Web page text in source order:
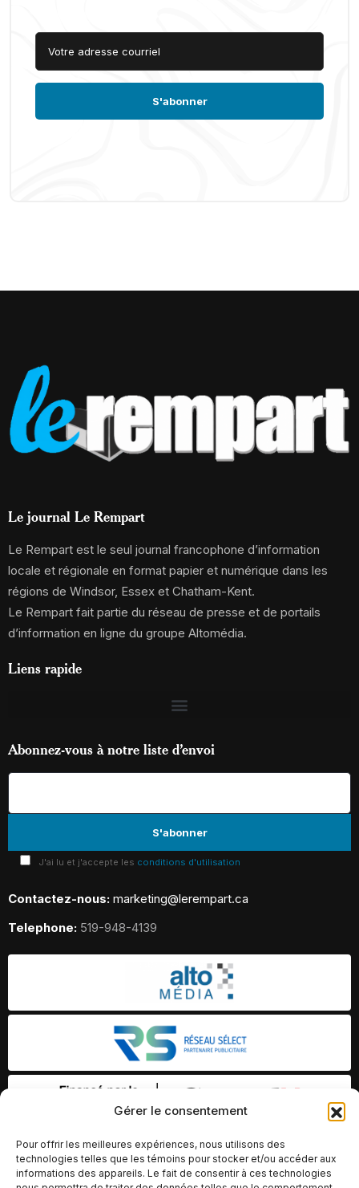
Gérer le consentement
Pour offrir les meilleures expériences, nous utilisons des
technologies telles que les témoins pour stocker et/ou accéder aux
informations des appareils. Le fait de consentir à ces technologies
Le journal Le Rempart
Le Rempart est le seul journal francophone d’information
locale et régionale en format papier et numérique dans les
régions de Windsor, Essex et Chatham-Kent.
Le Rempart fait partie du réseau de presse et de portails
d’information en ligne du groupe Altomédia.
Liens rapide
Abonnez-vous à notre liste d’envoi
J'ai lu et j'accepte les conditions d'utilisation
Contactez-nous: marketing@lerempart.ca
Telephone: 519-948-4139